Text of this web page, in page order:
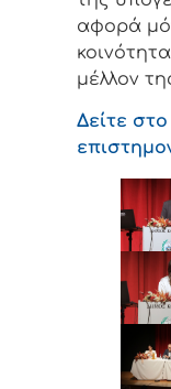
αφορά
μέλλον
Δείτε